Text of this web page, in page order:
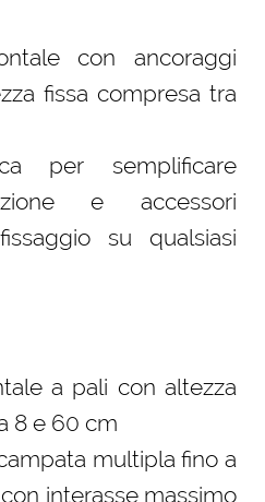
con ancoraggi
fissa compresa tra
per semplificare
e accessori
su qualsiasi
a pali con altezza
8 e 60 cm
multipla fino a
interasse massimo